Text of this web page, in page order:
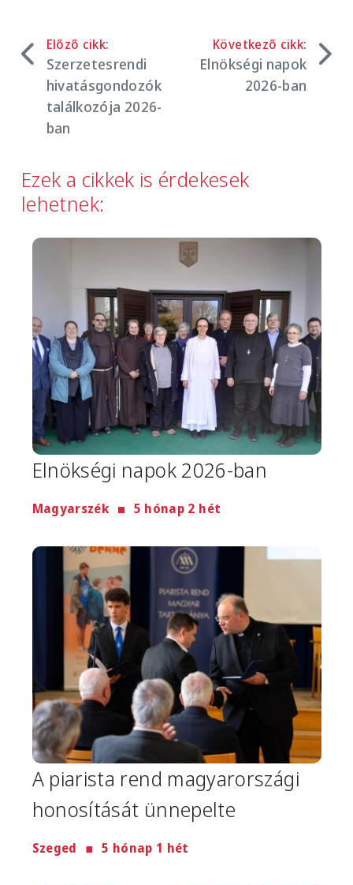
Előző cikk:
Szerzetesrendi
hivatásgondozók
találkozója 2026-
ban
Következő cikk:
Elnökségi napok
2026-ban
Ezek a cikkek is érdekesek
lehetnek:
Image
Elnökségi napok 2026-ban
Magyarszék 5 hónap 2 hét
Image
A piarista rend magyarországi
honosítását ünnepelte
Szeged 5 hónap 1 hét